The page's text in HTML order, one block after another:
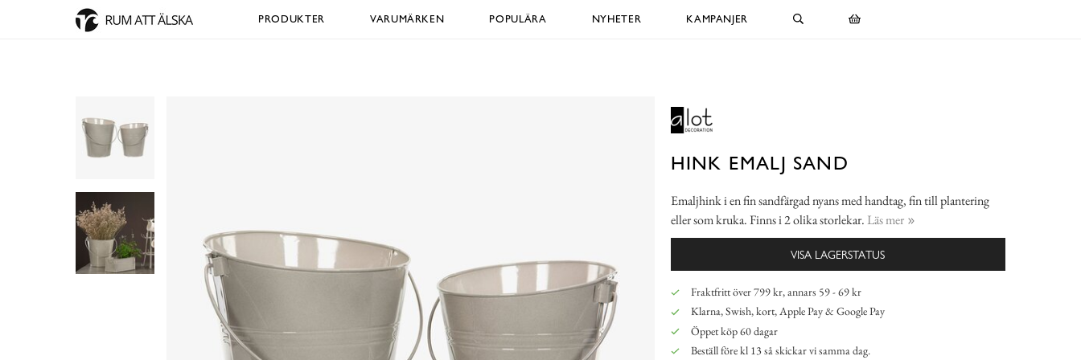
PRODUKTER VARUMÄRKEN POPULÄRA NYHETER KAMPANJER
HINK EMALJ SAND
Emaljhink i en fin sandfärgad nyans med handtag, fin till plantering
eller som kruka. Finns i 2 olika storlekar. Läs mer
VISA LAGERSTATUS
Fraktfritt över 799 kr, annars 59 - 69 kr
Klarna, Swish, kort, Apple Pay & Google Pay
Öppet köp 60 dagar
Beställ före kl 13 så skickar vi samma dag.